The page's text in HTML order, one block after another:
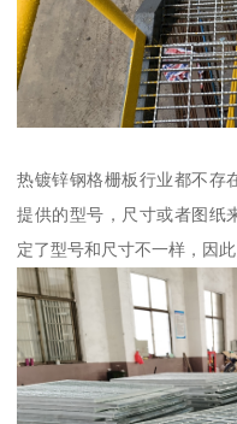
热镀锌钢格栅板行业都不存
提供的型号，尺寸或者图纸
定了型号和尺寸不一样，因